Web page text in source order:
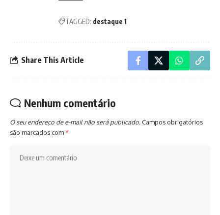
TAGGED: destaque 1
Share This Article
Nenhum comentário
O seu endereço de e-mail não será publicado. Campos obrigatórios
são marcados com*